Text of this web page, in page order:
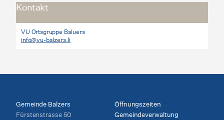
Kontakt
VU Ortsgruppe Baluers
info@vu-balzers.li
Gemeinde Balzers
Fürstenstrasse 50
Öffnungszeiten
Gemeindeverwaltung